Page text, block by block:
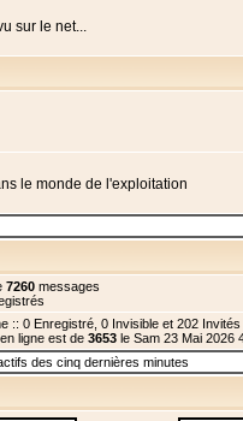
sur le net...
le monde de l'exploitation
7260 messages
:: 0 Enregistré, 0 Invisible et 202
ligne est de 3653 le Sam 23 Mai 2026
des cinq dernières minutes